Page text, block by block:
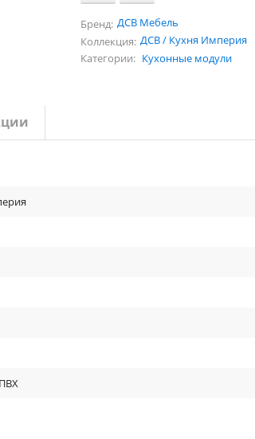
Бренд: ДСВ Мебель
Коллекция: ДСВ / Кухня Империя
Категории: Кухонные модули